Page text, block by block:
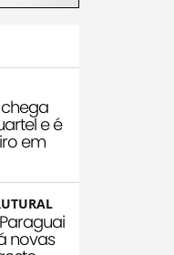
e é
em
novas